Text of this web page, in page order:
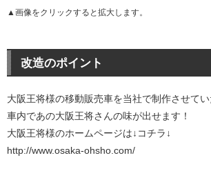
▲画像をクリックすると拡大します。
改造のポイント
大阪王将様の移動販売車を当社で制作させてい
車内であの大阪王将さんの味が出せます！
大阪王将様のホームページは↓コチラ↓
http://www.osaka-ohsho.com/